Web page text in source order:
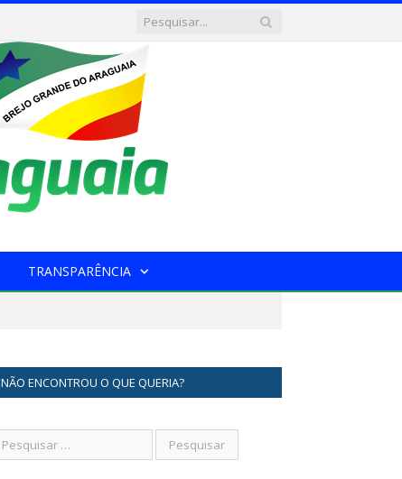
TRANSPARÊNCIA
NÃO ENCONTROU O QUE QUERIA?